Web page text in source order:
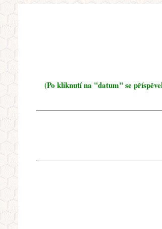
(Po kliknutí na "datum" se